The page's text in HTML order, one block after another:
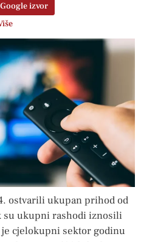
izvor
ostvarili ukupan prihod od
su ukupni rashodi iznosili
cjelokupni sektor godinu